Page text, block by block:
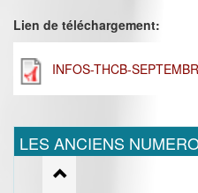
Lien de téléchargement:
INFOS-THCB-
LES ANCIENS